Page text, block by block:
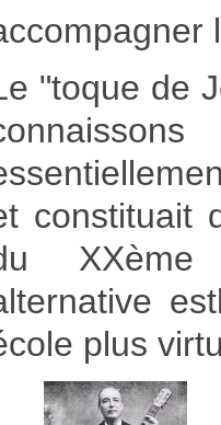
"toque de
constituait
plus